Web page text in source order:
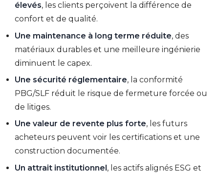
élevés, les clients perçoivent la différence de
confort et de qualité.
Une maintenance à long terme réduite, des
matériaux durables et une meilleure ingénierie
diminuent le capex.
Une sécurité réglementaire, la conformité
PBG/SLF réduit le risque de fermeture forcée ou
de litiges.
Une valeur de revente plus forte, les futurs
acheteurs peuvent voir les certifications et une
construction documentée.
Un attrait institutionnel, les actifs alignés ESG et